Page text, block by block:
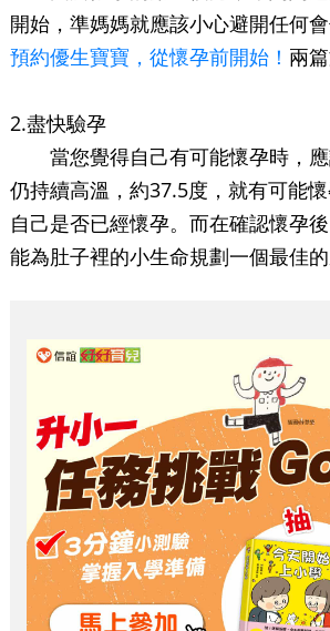
開始，準媽媽就應該小心避開任何
預約優生寶寶，從懷孕前開始！ 兩
2.盡快驗孕
當您覺得自己有可能懷孕時，應
仍持續高溫，約37.5度，就有可能
自己是否已經懷孕。而在確認懷孕
能為肚子裡的小生命規劃一個最佳的